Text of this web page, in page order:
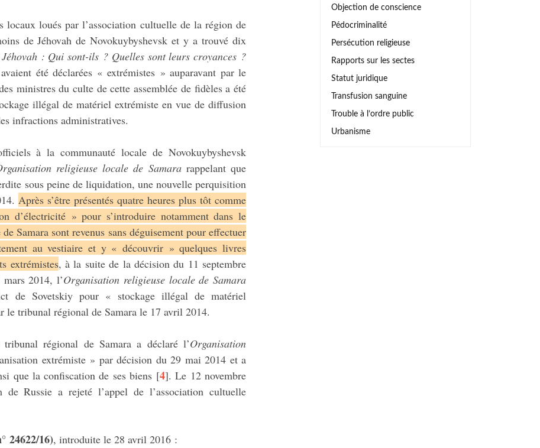
loués par l’association cultuelle de la région de
de Jéhovah de Novokuybyshevsk et y a trouvé dix
Jéhovah : Qui sont-ils ? Quelles sont leurs croyances ?
été déclarées « extrémistes » auparavant par le
ministres du culte de cette assemblée de fidèles a été
illégal de matériel extrémiste en vue de diffusion
infractions administratives.
à la communauté locale de Novokuybyshevsk
religieuse locale de Samararappelant que
sous peine de liquidation, une nouvelle perquisition
Après s’être présentés quatre heures plus tôt comme
d’électricité » pour s’introduire notamment dans le
Samara sont revenus sans déguisement pour effectuer
au vestiaire et y « découvrir » quelques livres
extrémistes, à la suite de la décision du 11 septembre
2014, l’Organisation religieuse locale de Samara
de Sovetskiy pour « stockage illégal de matériel
le tribunal régional de Samara le 17 avril 2014.
régional de Samara a déclaré l’Organisation
extrémiste » par décision du 29 mai 2014 et a
que la confiscation de ses biens[4]. Le 12 novembre
Russie a rejeté l’appel de l’association cultuelle
24622/16), introduite le 28 avril 2016 :
Objection de conscience
Pédocriminalité
Persécution religieuse
Rapports sur les sectes
Statut juridique
Transfusion sanguine
Trouble à l’ordre public
Urbanisme